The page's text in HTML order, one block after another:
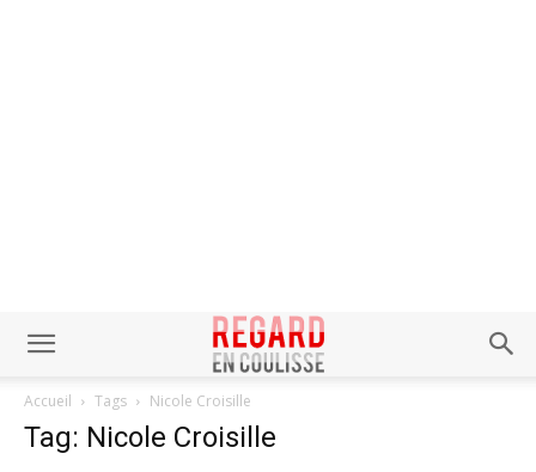
Accueil Tags Nicole Croisille
Tag: Nicole Croisille